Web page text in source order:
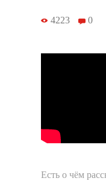
4223 0
Есть о чём